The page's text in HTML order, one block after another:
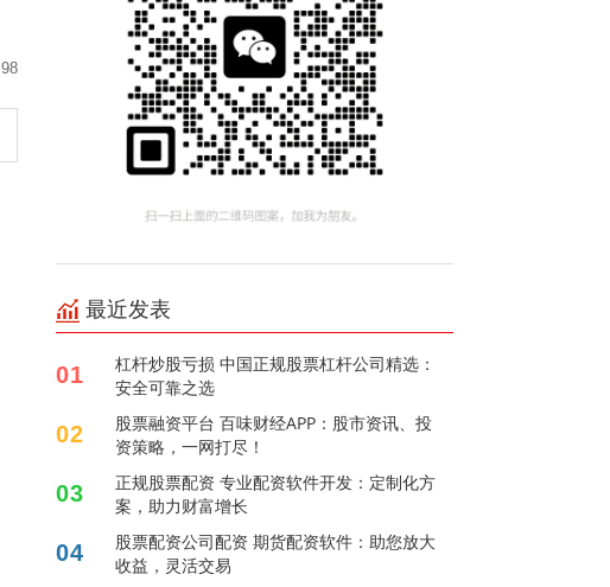
98
最近发表
01
杠杆炒股亏损 中国正规股票杠杆公司精选：
安全可靠之选
02
股票融资平台 百味财经APP：股市资讯、投
资策略，一网打尽！
03
正规股票配资 专业配资软件开发：定制化方
案，助力财富增长
04
股票配资公司配资 期货配资软件：助您放大
收益，灵活交易